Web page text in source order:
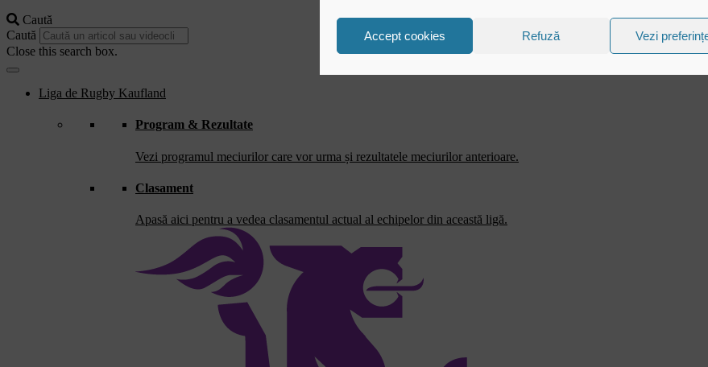
Accept cookies Refuză Vezi
Caută
Caută
Close this search box.
Liga de Rugby Kaufland
Program & Rezultate
Vezi programul meciurilor care vor urma și rezultatele meciurilor anterioare.
Clasament
Apasă aici pentru a vedea clasamentul actual al echipelor din această ligă.